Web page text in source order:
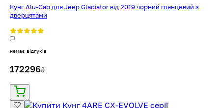
Кунг Alu-Cab для Jeep Gladiator від 2019 чорний глянцевий з
дверцятами
немає відгуків
172296₴